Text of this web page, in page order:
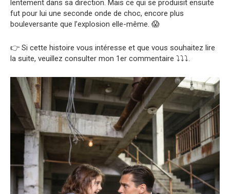
lentement dans sa direction. Mais ce qui se produisit ensuite
fut pour lui une seconde onde de choc, encore plus
bouleversante que l’explosion elle-même. 😱
👉 Si cette histoire vous intéresse et que vous souhaitez lire
la suite, veuillez consulter mon 1er commentaire ⤵️⤵️⤵️.